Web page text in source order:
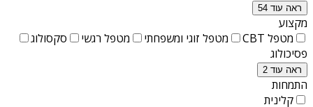
ראה עוד 54
מקצוע
מטפל CBT
מטפל זוגי ומשפחתי מטפל רגשי
סקסולוג
פסיכולוג
ראה עוד 2
התמחות
קלינית